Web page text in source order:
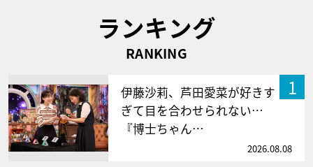
ランキング
RANKING
1
伊藤沙莉、芦田愛菜が好きす
ぎて目を合わせられない…
『博士ちゃん…
2026.08.08